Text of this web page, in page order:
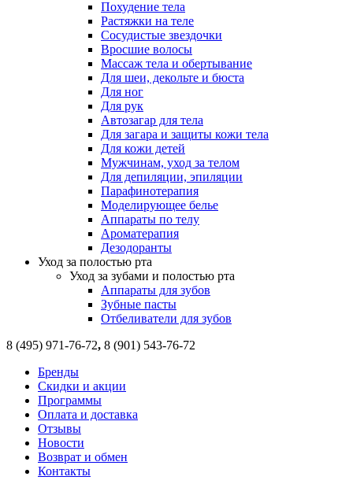
Похудение тела
Растяжки на теле
Сосудистые звездочки
Вросшие волосы
Массаж тела и обертывание
Для шеи, декольте и бюста
Для ног
Для рук
Автозагар для тела
Для загара и защиты кожи тела
Для кожи детей
Мужчинам, уход за телом
Для депиляции, эпиляции
Парафинотерапия
Моделирующее белье
Аппараты по телу
Ароматерапия
Дезодоранты
Уход за полостью рта
Уход за зубами и полостью рта
Аппараты для зубов
Зубные пасты
Отбеливатели для зубов
8 (495) 971-76-72, 8 (901) 543-76-72
Бренды
Скидки и акции
Программы
Оплата и доставка
Отзывы
Новости
Возврат и обмен
Контакты